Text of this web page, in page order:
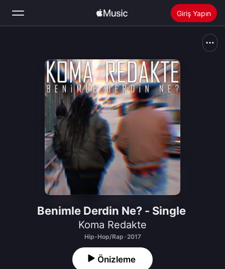
Giriş Yapın
Ana Sayfa
Radyo
Apple Music’i Yükle
Benimle Derdin Ne? - Single
Koma Redakte
Hip-Hop/Rap · 2017
Önizleme